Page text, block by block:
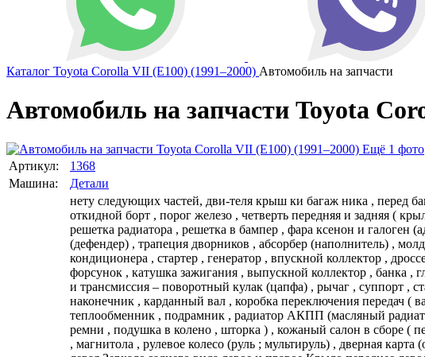
Каталог Toyota Corolla VII (E100) (1991–2000) Автомобиль на запчасти
Автомобиль на запчасти Toyota
Ещё 1 фото
Артикул:
1368
Машина:
Детали
нету следующих частей, дви-теля крыш ки багаж ника , перед бампер.ов , , , Детали кузова – капот , крыло переднее левое, крыло переднее правое, крышка багажника (5-я дверь) , откидной борт , порог железо , четверть передняя и задняя ( крыло ) , дверь , накладка порога , усилитель бампера , лонжерон , панель задка , тазик , арка колеса , балка задняя , решетка радиатора , решетка в бампер , фара ксенон и галоген (адаптив, линза), зеркало , фонарь задний (стоп) , ПТФ , окантовка (очки ПТФ) , жабо , спойлер , расширитель крыла (дефендер) , трапеция дворников , абсорбер (наполнитель) , молдинг (хром накладка) , рейлинг , подкрылок (локер), бархотки. Моторный отсек – Двигатель, компрессор кондиционера , стартер , генератор , впускной коллектор , дроссельная заслонка , радиатор охлаждения двигателя , радиатор кондиционера , диффузор с вентиляторами , рампа форсунок , катушка зажигания , выпускной коллектор , банка , глушитель , резонатор, подкапотная проводка (коса), Электронный блок управления ( ЭБУ;EFI;Мозги). Ходовая часть и трансмиссия – поворотный кулак (цапфа) , рычаг , суппорт , стабилизатор , ступица , рулевая рейка , привод , стойка амортизатора , пружина , датчик abs , рулевая тяга и наконечник , карданный вал , коробка переключения передач ( вариатор , автомат , механика , робот ) АКПП, МКПП, CVT, раздаточная коробка (раздатка) , редуктор , теплообменник , подрамник , радиатор АКПП (масляный радиатор). Элементы салона – система безопасности в сборе SRS Airbag ( подушка в руль , торпеда подушка пассажира , ремни , подушка в колено , шторка ) , кожаный салон в сборе ( переднее сиденье водителя и пассажира , задний диван ) , обшивка потолка крыши , пластик по салону , подлокотник , магнитола , рулевое колесо (руль ; мультируль) , дверная карта (обшивка двери) , кулиса. В машине есть: двигатель ДВС мотор Дверь передняя правая, левая Дверь задняя правая, левая Зеркало заднего вида левое и правое Крыло переднее левое, правое Усилитель переднего и заднего бампера абсорбер Крыло заднее, четверть бампер передний Порог со средней стойкой правый, с аркой, с пяткой Крышка багажника крыша люк Задняя панель кузова, панель задка, тазик, ниша под запаску Стойка крыши, батон Ручка двери, дверная ручка накладка Дверной замок, замок двери Стеклоподъемник Стекло переднее заднее боковое форточка Обшивка двери, дверная карта Стекло лобовое потолок Петли капота, капот Петля дверная, дверные петли, двери Петля крышки багажника Арка колёсная Панель передка, телевизор, радиатор Лонжерон передний, банка, стакан Решётка радиатора решетка Молдинг на крышку багажника, сабля Трапеция дворников Дверной проем салон сидение МКПП, коробка механика, механическая коробка передач АКПП автомат автоматическая Блок управления двигателем АКПП, коробкой, мозги Привод правый левый, полуось, шрус, граната, педаль, ручник, трубка кондея кондей уплотнитель уплотнительная резинка заглушка бардачок дефлектор воздухозаборник Корзина сцепления, сцепление, диск сцепления Тросик переключения передач, кулиса КПП трос ручника типтроник Диск литой, резина, шины Цилиндр сцепления суппорт супорт Рычаг передний задний продольный, поперечный Кулак поворотный, цапфа ступица литые диски Рулевой наконечник, рулевая тяга Стойка амортизатора, амортизатор Амортизатор задний, стойка Сиденье водительское Сиденье пассажирское Торпеда, подушка в руль торпедо Ремень безопасности air bag подушка srs безопасность Пружина подрамник, балка подмоторная задняя Рулевая рейка стабилизатор Рулевой вал ручка селектор переключения Кардан карданный